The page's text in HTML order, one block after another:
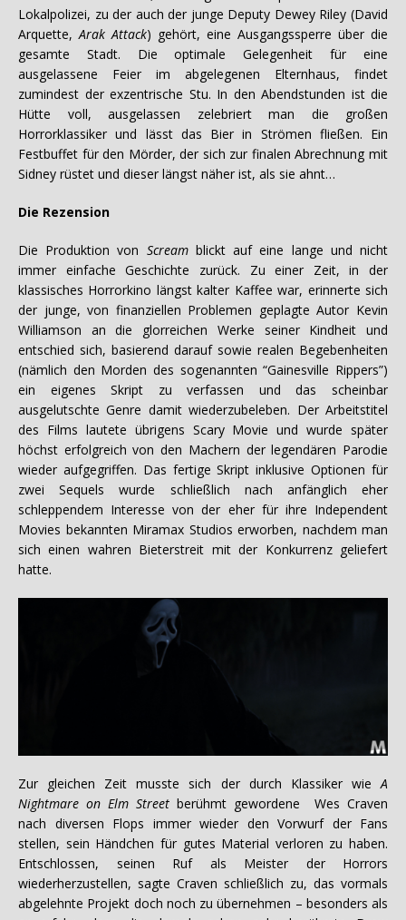
Lokalpolizei, zu der auch der junge Deputy Dewey Riley (David
Arquette,Arak Attack) gehört, eine Ausgangssperre über die
gesamte Stadt. Die optimale Gelegenheit für eine
ausgelassene Feier im abgelegenen Elternhaus, findet
zumindest der exzentrische Stu. In den Abendstunden ist die
Hütte voll, ausgelassen zelebriert man die großen
Horrorklassiker und lässt das Bier in Strömen fließen. Ein
Festbuffet für den Mörder, der sich zur finalen Abrechnung mit
Sidney rüstet und dieser längst näher ist, als sie ahnt…
Die Rezension
Die Produktion von Screamblickt auf eine lange und nicht
immer einfache Geschichte zurück. Zu einer Zeit, in der
klassisches Horrorkino längst kalter Kaffee war, erinnerte sich
der junge, von finanziellen Problemen geplagte Autor Kevin
Williamson an die glorreichen Werke seiner Kindheit und
entschied sich, basierend darauf sowie realen Begebenheiten
(nämlich den Morden des sogenannten “Gainesville Rippers”)
ein eigenes Skript zu verfassen und das scheinbar
ausgelutschte Genre damit wiederzubeleben. Der Arbeitstitel
des Films lautete übrigens Scary Movie und wurde später
höchst erfolgreich von den Machern der legendären Parodie
wieder aufgegriffen. Das fertige Skript inklusive Optionen für
zwei Sequels wurde schließlich nach anfänglich eher
schleppendem Interesse von der eher für ihre Independent
Movies bekannten Miramax Studios erworben, nachdem man
sich einen wahren Bieterstreit mit der Konkurrenz geliefert
hatte.
Zur gleichen Zeit musste sich der durch Klassiker wie A
Nightmare on Elm Street berühmt gewordene Wes Craven
nach diversen Flops immer wieder den Vorwurf der Fans
stellen, sein Händchen für gutes Material verloren zu haben.
Entschlossen, seinen Ruf als Meister der Horrors
wiederherzustellen, sagte Craven schließlich zu, das vormals
abgelehnte Projekt doch noch zu übernehmen – besonders als